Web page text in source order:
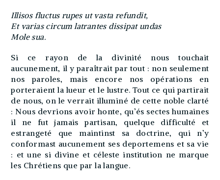
Illisos fluctus rupes ut vasta refundit,
Et varias circum latrantes dissipat undas
Mole sua.
Si ce rayon de la divinité nous touchait
aucunement, il y paraîtrait par tout : non seulement
nos paroles, mais encore nos opérations en
porteraient la lueur et le lustre. Tout ce qui partirait
de nous, on le verrait illuminé de cette noble clarté
: Nous devrions avoir honte, qu’és sectes humaines
il ne fut jamais partisan, quelque difficulté et
estrangeté que maintinst sa doctrine, qui n’y
conformast aucunement ses deportemens et sa vie
: et une si divine et céleste institution ne marque
les Chrétiens que par la langue.